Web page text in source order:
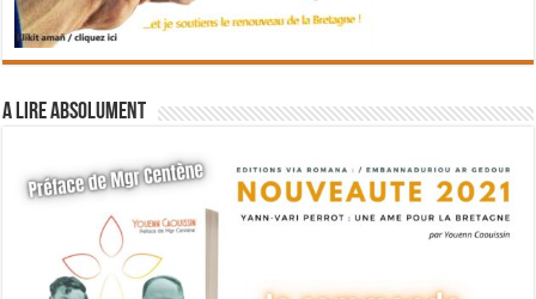
A lire absolument